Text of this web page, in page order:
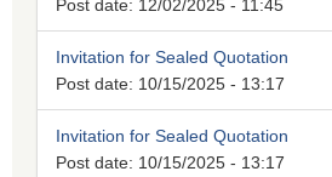
Post date: 12/02/2025 - 11:45
Invitation for Sealed Quotation
Post date: 10/15/2025 - 13:17
Invitation for Sealed Quotation
Post date: 10/15/2025 - 13:17